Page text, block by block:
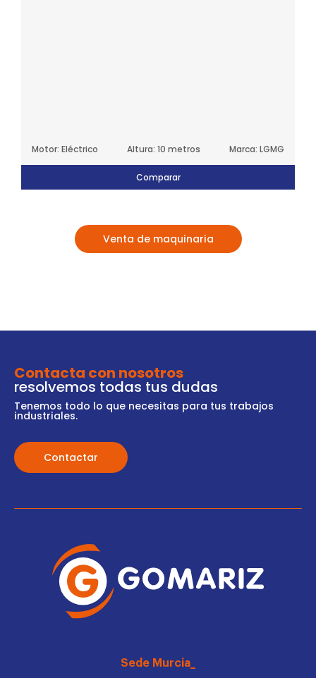
Motor: Eléctrico Altura: 10 metros Marca: LGMG
Comparar
Venta de maquinaria
Contacta con nosotros
resolvemos todas tus dudas
Tenemos todo lo que necesitas para tus trabajos
industriales.
Contactar
Sede Murcia_